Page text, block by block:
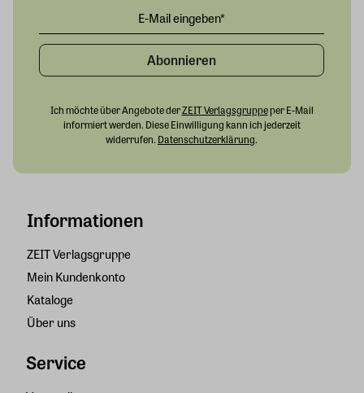
Informationen
ZEIT Verlagsgruppe
Mein Kundenkonto
Kataloge
Über uns
Service
Abonnieren
Ich möchte über Angebote derZEIT Verlagsgruppeper E-Mail
informiert werden. Diese Einwilligung kann ich jederzeit
widerrufen. Datenschutzerklärung.